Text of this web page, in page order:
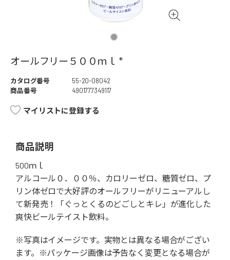
オールフリー５００ｍｌ *
カタログ番号
55-20-08042
商品番号
4901777349117
マイリストに登録する
商品説明
500ｍｌ
アルコール０．００％、カロリーゼロ、糖質ゼロ、プ
リン体ゼロで大好評のオールフリーがリニューアルし
て新発売！「ぐっとくるのどごしとキレ」が進化した
爽快ビールテイスト飲料。
※写真はイメージです。実物とは異なる場合がござい
ます。※パッケージ画像は予告なく変更となる場合が